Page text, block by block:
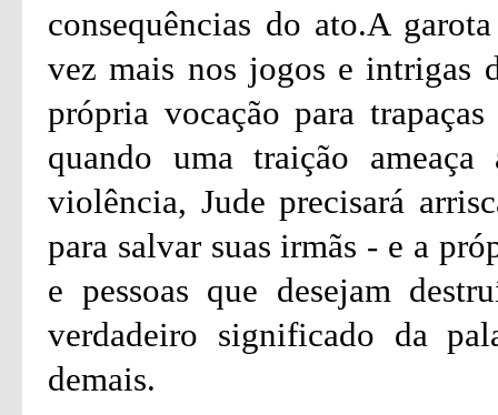
consequências do ato.A
vez mais nos jogos e intrigas
própria vocação para
quando uma traição
violência, Jude precisará
para salvar suas irmãs - e a
e pessoas que desejam
verdadeiro significado da
demais.